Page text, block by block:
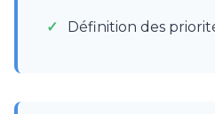
Définition des